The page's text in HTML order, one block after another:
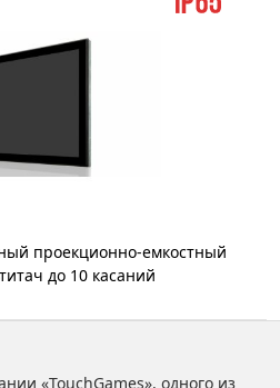
проекционно-емкостный
до 10 касаний
«TouchGames», одного из